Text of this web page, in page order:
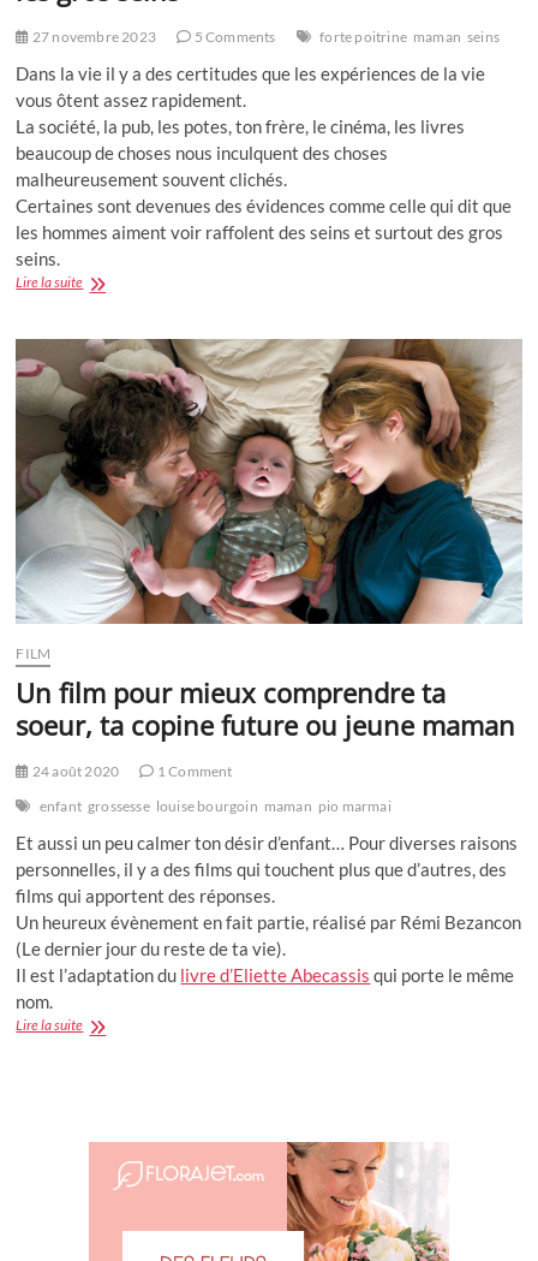
27 novembre 2023 5 Comments forte poitrine maman seins
Dans la vie il y a des certitudes que les expériences de la vie
vous ôtent assez rapidement.
La société, la pub, les potes, ton frère, le cinéma, les livres
beaucoup de choses nous inculquent des choses
malheureusement souvent clichés.
Certaines sont devenues des évidences comme celle qui dit que
les hommes aiment voir raffolent des seins et surtout des gros
seins.
Lire la suiteHistoire
un
homme
qui
n’aime
pas
gros
seins
FILM
Un film pour mieux comprendre ta
soeur, ta copine future ou jeune maman
24 août 2020
1 Comment
enfant grossesse louise bourgoin maman pio marmai
Et aussi un peu calmer ton désir d’enfant… Pour diverses raisons
personnelles, il y a des films qui touchent plus que d’autres, des
films qui apportent des réponses.
Un heureux évènement en fait partie, réalisé par Rémi Bezancon
(Le dernier jour du reste de ta vie).
Il est l’adaptation du livre d’Eliette Abecassis qui porte le même
nom.
Lire la suiteUn